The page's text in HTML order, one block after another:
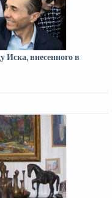
Иска, внесенного в